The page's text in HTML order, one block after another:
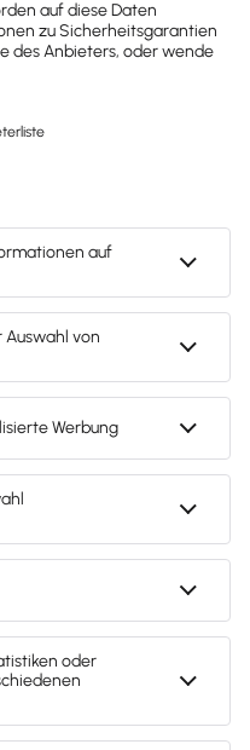
A bis Z: inkl.
aller
im Zugriff.
und jeden